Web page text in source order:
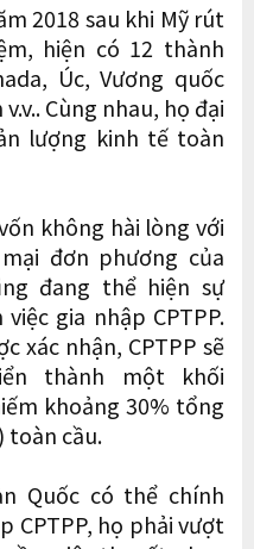
2018 sau khi Mỹ rút
hiện có 12 thành
Úc, Vương quốc
Cùng nhau, họ đại
lượng kinh tế toàn
không hài lòng với
đơn phương của
đang thể hiện sự
gia nhập CPTPP.
xác nhận, CPTPP sẽ
thành một khối
khoảng 30% tổng
toàn cầu.
Quốc có thể chính
CPTPP, họ phải vượt